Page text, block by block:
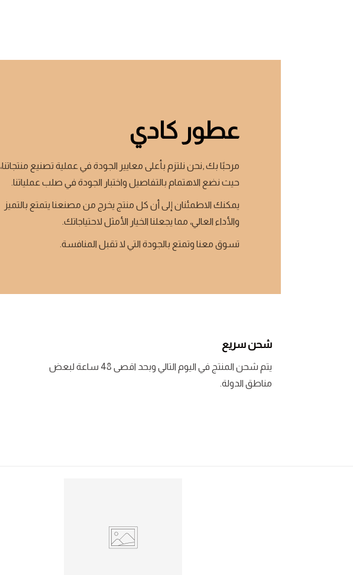
عطور كادي
مرحبًا بك ,نحن نلتزم بأعلى معايير الجودة في عملية تصنيع منتجاتنا،
حيث نضع الاهتمام بالتفاصيل واختبار الجودة في صلب عملياتنا.
يمكنك الاطمئنان إلى أن كل منتج يخرج من مصنعنا يتمتع بالتميز
والأداء العالي، مما يجعلنا الخيار الأمثل لاحتياجاتك.
تسوق معنا وتمتع بالجودة التي لا تقبل المنافسة.
شحن سريع
يتم شحن المنتج في اليوم التالي وبحد اقصى 48 ساعة لبعض
مناطق الدولة.